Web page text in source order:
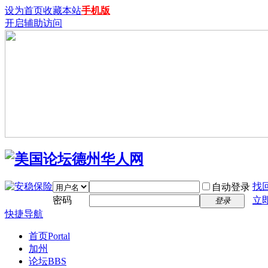
设为首页收藏本站手机版
开启辅助访问
自动登录 找
密码
登录
立
快捷导航
首页Portal
加州
论坛BBS